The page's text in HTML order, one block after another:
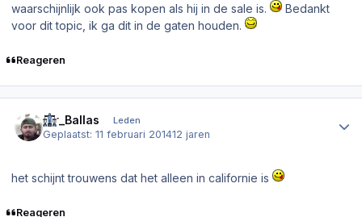
waarschijnlijk ook pas kopen als hij in de sale is.
Bedankt
voor dit topic, ik ga dit in de gaten houden.
Reageren
Sir_Ballas Leden
Geplaatst:11 februari 201412 jaren
het schijnt trouwens dat het alleen in californie is
Reageren